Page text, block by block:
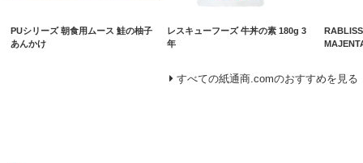
PUシリーズ 朝食用ムース 鮭の柚子
あんかけ
レスキューフーズ 牛丼の素 180g 3
年
すべての紙通商.comのおすすめを見る